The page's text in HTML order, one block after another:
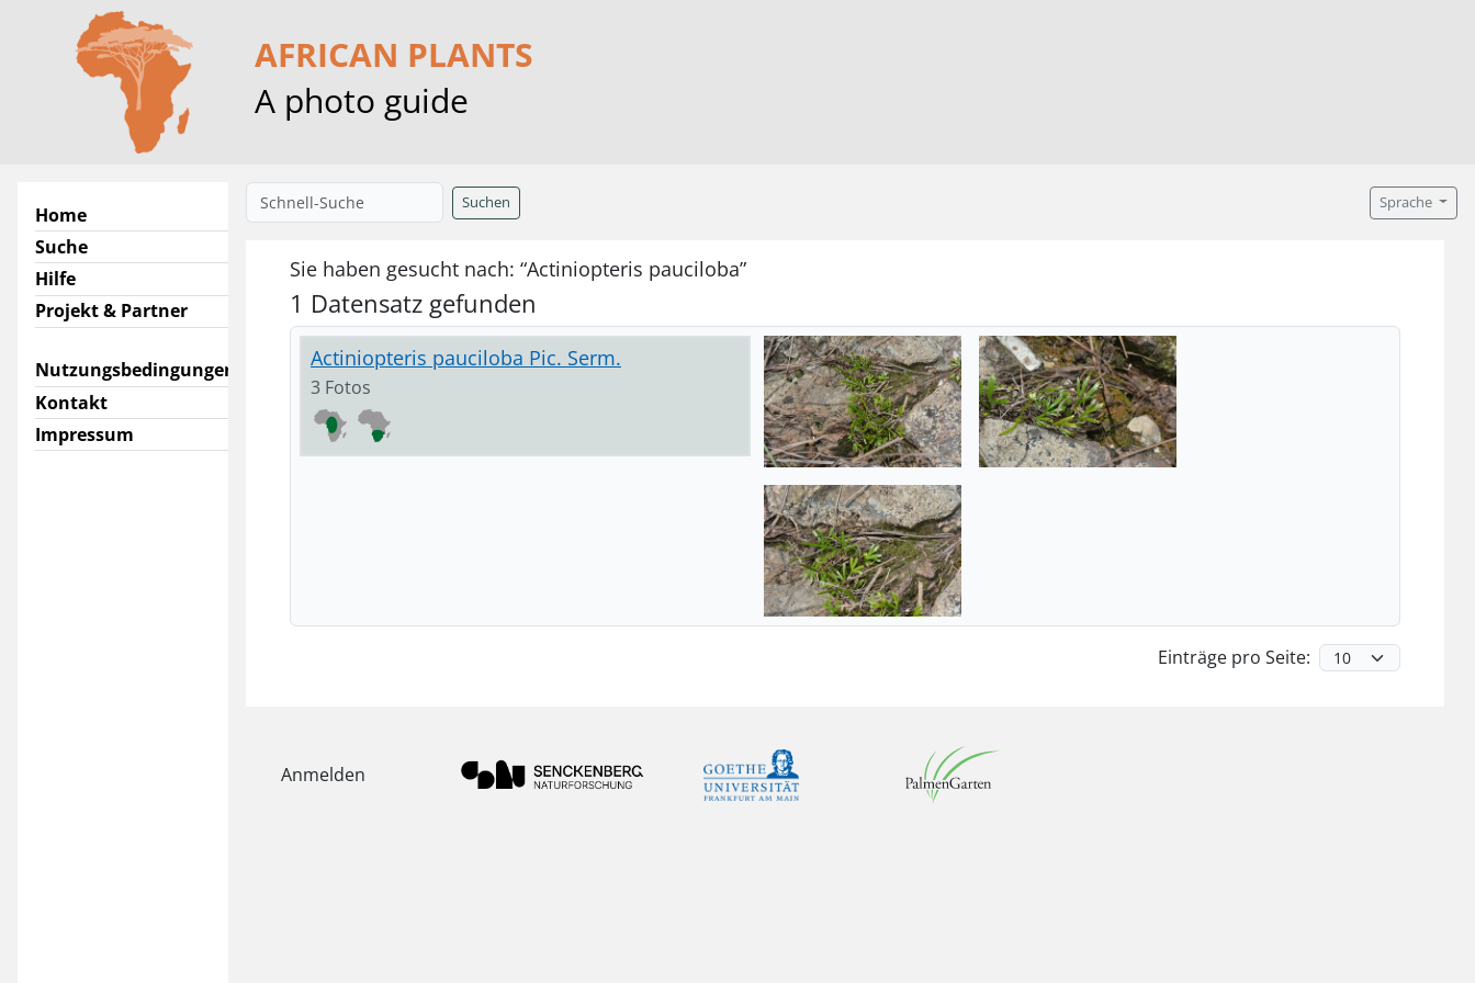
AFRICAN PLANTS
A photo guide
Home
Suche
Hilfe
Projekt & Partner
Nutzungsbedingungen
Kontakt
Impressum
Suchen Sprache
Sie haben gesucht nach: “Actiniopteris pauciloba”
1 Datensatz gefunden
Actiniopteris pauciloba Pic. Serm.
3 Fotos
Einträge pro Seite:
Anmelden